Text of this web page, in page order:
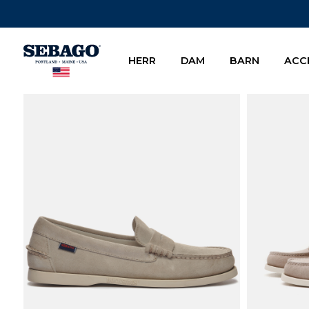
Company Inc
HERR DAM BARN